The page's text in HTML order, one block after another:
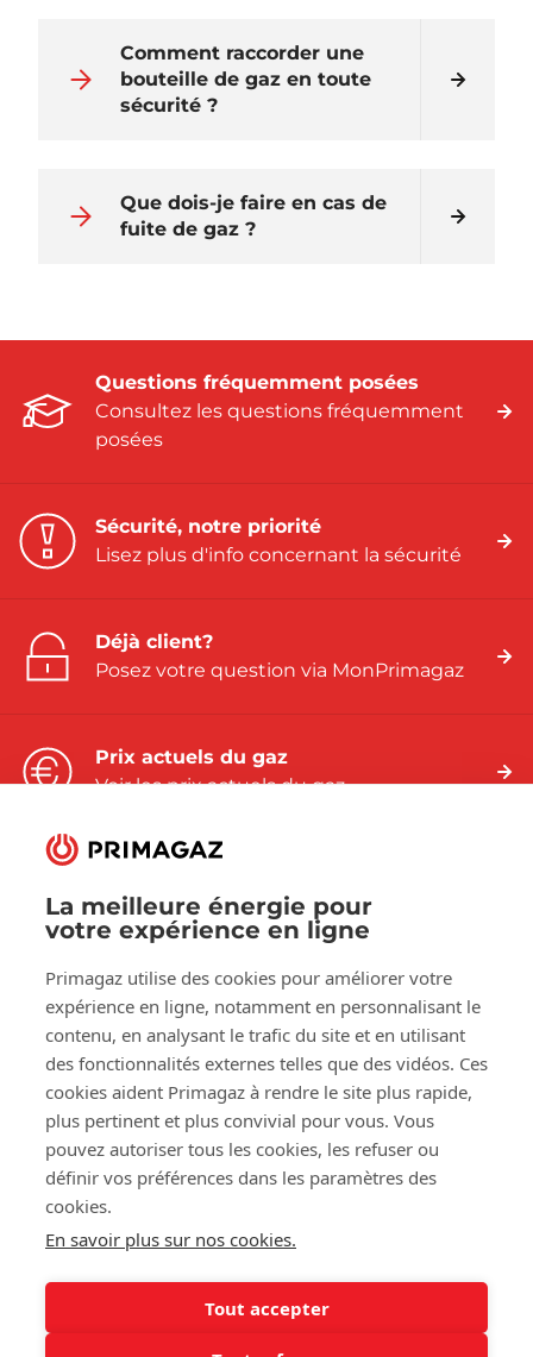
La meilleure énergie pour
votre expérience en ligne
Primagaz utilise des cookies pour améliorer votre
expérience en ligne, notamment en personnalisant le
contenu, en analysant le trafic du site et en utilisant
des fonctionnalités externes telles que des vidéos. Ces
cookies aident Primagaz à rendre le site plus rapide,
plus pertinent et plus convivial pour vous. Vous
pouvez autoriser tous les cookies, les refuser ou
définir vos préférences dans les paramètres des
cookies.
En savoir plus sur nos cookies.
Tout accepter
Comment raccorder une
bouteille de gaz en toute
sécurité ?
Que dois-je faire en cas de
fuite de gaz ?
Questions fréquemment posées
Consultez les questions fréquemment
posées
Sécurité, notre priorité
Lisez plus d'info concernant la sécurité
Déjà client?
Posez votre question via MonPrimagaz
Prix actuels du gaz
Voir les prix actuels du gaz
Suivez-nous sur:
Facebook
LinkedInYouTube
À propos de Primagaz
Aide et conseil
Nos outils